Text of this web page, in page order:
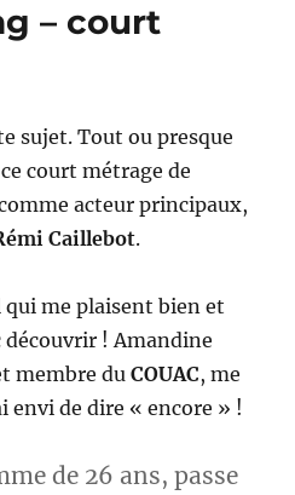
– court
sujet. Tout ou presque
court métrage de
acteur principaux,
Caillebot.
qui me plaisent bien et
découvrir ! Amandine
membre duCOUAC, me
envi de dire « encore » !
de 26 ans, passe